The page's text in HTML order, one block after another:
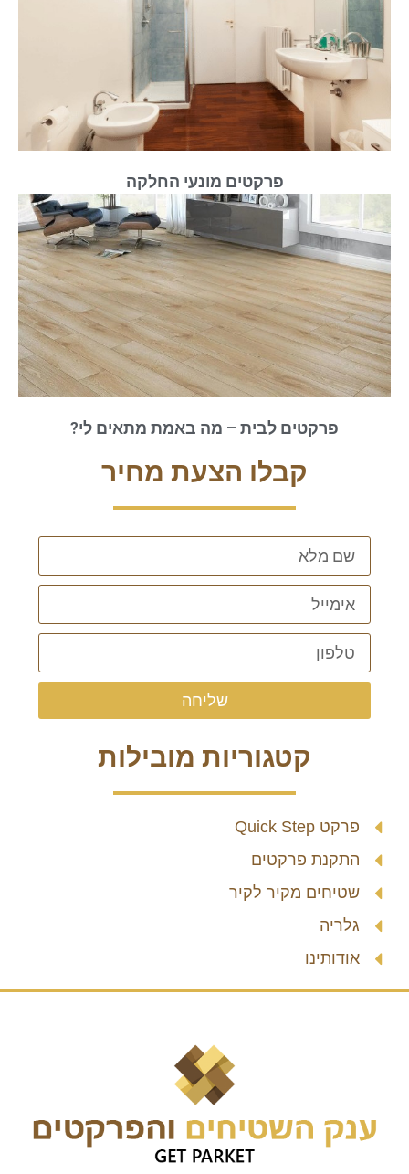
פרקטים מונעי החלקה
פרקטים לבית – מה באמת מתאים לי?
קבלו הצעת מחיר
שליחה
קטגוריות מובילות
פרקט Quick Step
התקנת פרקטים
שטיחים מקיר לקיר
גלריה
אודותינו